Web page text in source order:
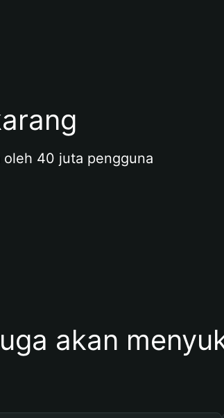
40 juta pengguna
akan